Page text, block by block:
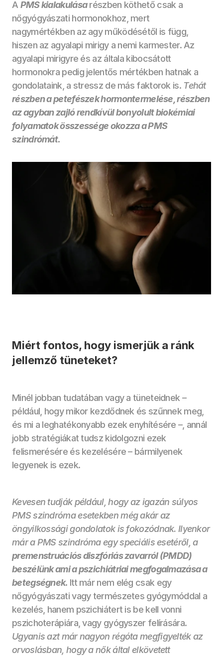
A PMS kialakulása részben köthető csak a
nőgyógyászati hormonokhoz, mert
nagymértékben az agy működésétől is függ,
hiszen az agyalapi mirigy a nemi karmester. Az
agyalapi mirigyre és az általa kibocsátott
hormonokra pedig jelentős mértékben hatnak a
gondolataink, a stressz de más faktorok is.
Tehát
részben a petefészek hormontermelése, részben
az agyban zajló rendkívül bonyolult biokémiai
folyamatok összessége okozza a PMS
szindrómát.
Miért fontos, hogy ismerjük a ránk
jellemző tüneteket?
Minél jobban tudatában vagy a tüneteidnek –
például, hogy mikor kezdődnek és szűnnek meg,
és mi a leghatékonyabb ezek enyhítésére –, annál
jobb stratégiákat tudsz kidolgozni ezek
felismerésére és kezelésére – bármilyenek
legyenek is ezek.
Kevesen tudják például, hogy az igazán súlyos
PMS szindróma esetekben még akár az
öngyilkossági gondolatok is fokozódnak. Ilyenkor
már a PMS szindróma egy speciális esetéről, a
premenstruációs diszfóriás zavarról (PMDD)
beszélünk ami a pszichiátriai megfogalmazása a
betegségnek. Itt már nem elég csak egy
nőgyógyászati vagy természetes gyógymóddal a
kezelés, hanem pszichiátert is be kell vonni
Ugyanis azt már nagyon régóta megfigyelték az
orvoslásban, hogy a nők által elkövetett